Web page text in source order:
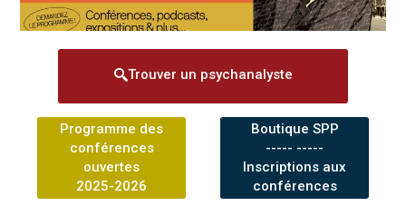
Trouver un psychanalyste
Programme des
conférences
ouvertes
2025-2026
Boutique SPP
----- -----
Inscriptions aux
conférences